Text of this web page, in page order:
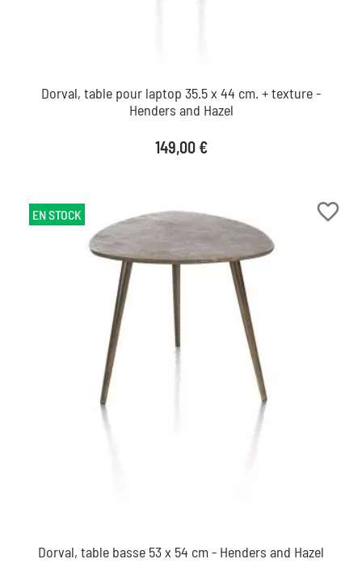
Dorval, table pour laptop 35.5 x 44 cm. + texture -
Henders and Hazel
Prix
149,00 €
favorite_border
Dorval, table basse 53 x 54 cm - Henders and Hazel
EN STOCK